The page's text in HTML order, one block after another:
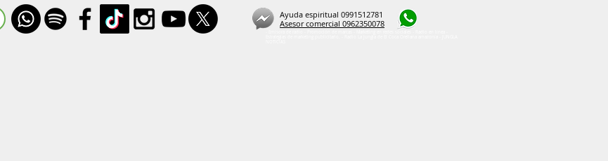
Ayuda espiritual 0991512781
Asesor comercial 0962350078